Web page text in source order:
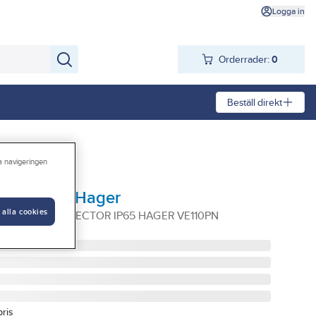
Logga in
Orderrader: 0
Beställ direkt
utomhus, Hager
UTOMHUS VECTOR IP65 HAGER VE110PN
navigeringen
alla cookies